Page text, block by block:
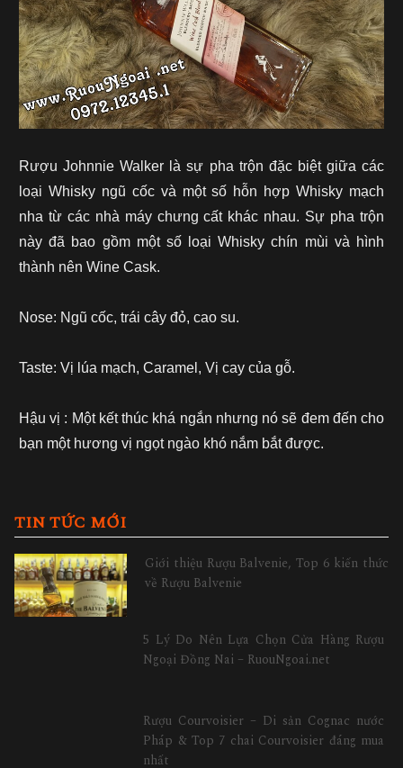
Rượu Johnnie Walker là sự pha trộn đặc biệt giữa các
loại Whisky ngũ cốc và một số hỗn hợp Whisky mạch
nha từ các nhà máy chưng cất khác nhau. Sự pha trộn
này đã bao gồm một số loại Whisky chín mùi và hình
thành nên Wine Cask.
Nose: Ngũ cốc, trái cây đỏ, cao su.
Taste: Vị lúa mạch, Caramel, Vị cay của gỗ.
Hậu vị : Một kết thúc khá ngắn nhưng nó sẽ đem đến cho
bạn một hương vị ngọt ngào khó nắm bắt được.
TIN TỨC MỚI
Giới thiệu Rượu Balvenie, Top 6 kiến thức
về Rượu Balvenie
5 Lý Do Nên Lựa Chọn Cửa Hàng Rượu
Ngoại Đồng Nai – RuouNgoai.net
Rượu Courvoisier – Di sản Cognac nước
Pháp & Top 7 chai Courvoisier đáng mua
nhất